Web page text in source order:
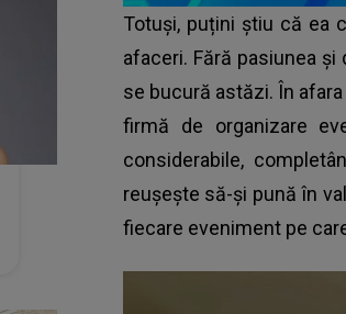
Totuși, puțini știu că ea
afaceri. Fără pasiunea
se bucură astăzi. În
firmă de organizare
considerabile,
reușește să-și pună în
fiecare eveniment pe